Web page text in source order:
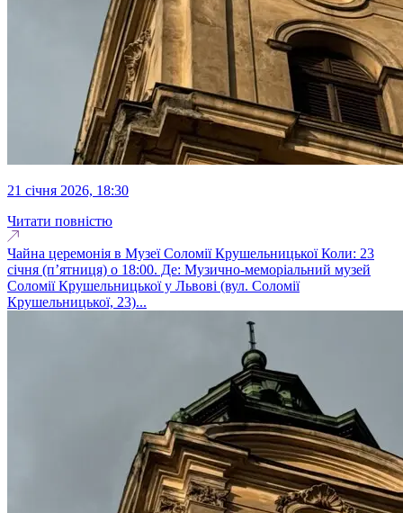
21 січня 2026, 18:30
Читати повністю
Чайна церемонія в Музеї Соломії Крушельницької Коли: 23
січня (п’ятниця) о 18:00. Де: Музично-меморіальний музей
Соломії Крушельницької у Львові (вул. Соломії
Крушельницької, 23)...